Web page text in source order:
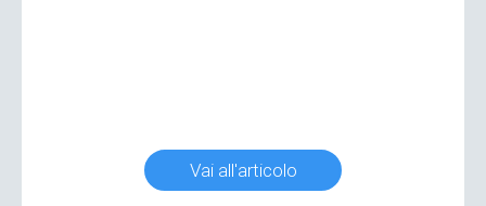
Vai all'articolo